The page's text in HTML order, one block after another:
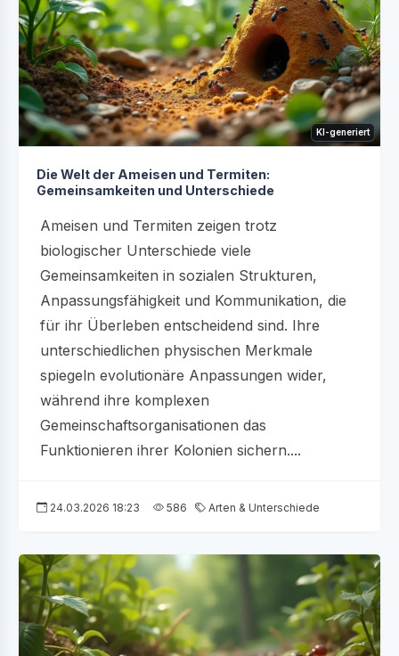
KI-generiert
Die Welt der Ameisen und Termiten:
Gemeinsamkeiten und Unterschiede
Ameisen und Termiten zeigen trotz
biologischer Unterschiede viele
Gemeinsamkeiten in sozialen Strukturen,
Anpassungsfähigkeit und Kommunikation, die
für ihr Überleben entscheidend sind. Ihre
unterschiedlichen physischen Merkmale
spiegeln evolutionäre Anpassungen wider,
während ihre komplexen
Gemeinschaftsorganisationen das
Funktionieren ihrer Kolonien sichern....
24.03.2026 18:23 586 Arten & Unterschiede